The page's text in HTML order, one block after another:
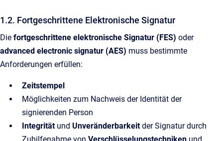
1.2. Fortgeschrittene Elektronische Signatur
Die fortgeschrittene elektronische Signatur (FES) oder
advanced electronic signatur (AES) muss bestimmte
Anforderungen erfüllen:
Zeitstempel
Möglichkeiten zum Nachweis der Identität der
signierenden Person
Integrität und Unveränderbarkeitder Signatur durch